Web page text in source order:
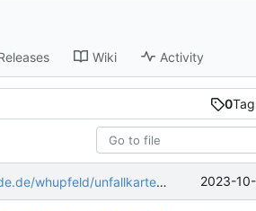
Wiki Activity
0
whupfeld/unfallkarteinto generic
2023-